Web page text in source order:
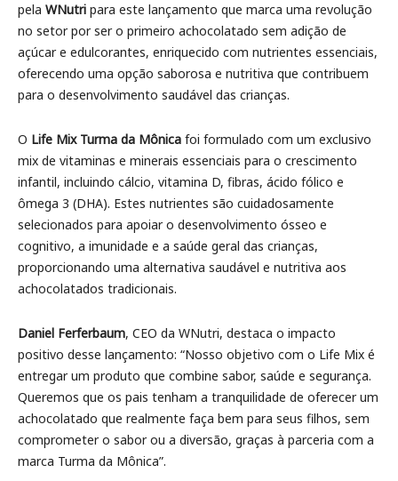
pela WNutri para este lançamento que marca uma revolução
no setor por ser o primeiro achocolatado sem adição de
açúcar e edulcorantes, enriquecido com nutrientes essenciais,
oferecendo uma opção saborosa e nutritiva que contribuem
para o desenvolvimento saudável das crianças.
O Life Mix Turma da Mônica foi formulado com um exclusivo
mix de vitaminas e minerais essenciais para o crescimento
infantil, incluindo cálcio, vitamina D, fibras, ácido fólico e
ômega 3 (DHA). Estes nutrientes são cuidadosamente
selecionados para apoiar o desenvolvimento ósseo e
cognitivo, a imunidade e a saúde geral das crianças,
proporcionando uma alternativa saudável e nutritiva aos
achocolatados tradicionais.
Daniel Ferferbaum, CEO da WNutri, destaca o impacto
positivo desse lançamento: “Nosso objetivo com o Life Mix é
entregar um produto que combine sabor, saúde e segurança.
Queremos que os pais tenham a tranquilidade de oferecer um
achocolatado que realmente faça bem para seus filhos, sem
comprometer o sabor ou a diversão, graças à parceria com a
marca Turma da Mônica”.